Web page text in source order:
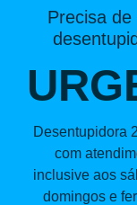
Precisa de
Desentupidora
com
inclusive aos
domingos e